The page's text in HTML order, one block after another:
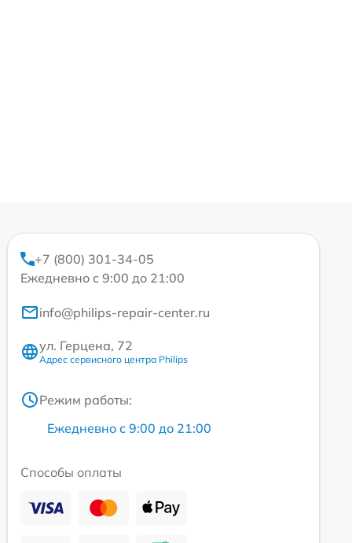
+7 (800) 301-34-05
Ежедневно с 9:00 до 21:00
info@philips-repair-center.ru
ул. Герцена, 72
Адрес сервисного центра Philips
Режим работы:
Ежедневно с 9:00 до 21:00
Способы оплаты